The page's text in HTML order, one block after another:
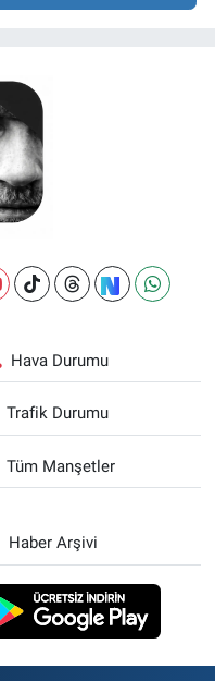
Hava Durumu
Trafik Durumu
Tüm Manşetler
Haber Arşivi